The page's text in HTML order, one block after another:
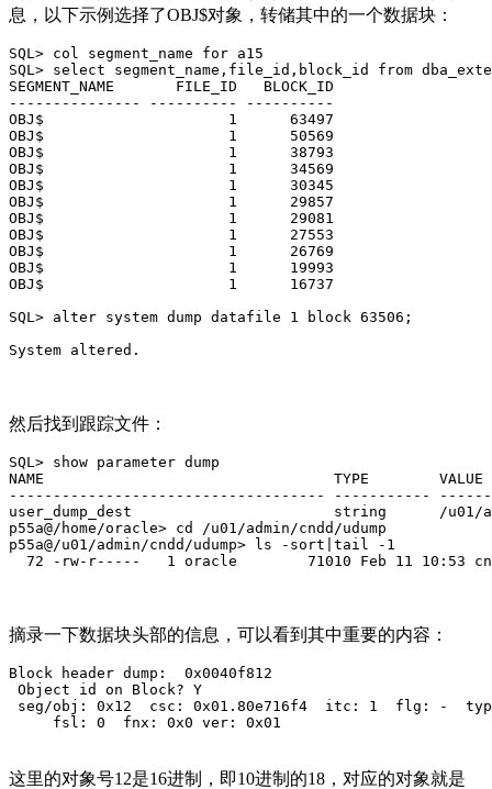
息，以下示例选择了OBJ$对象，转储其中的一个数据块：
SQL> col segment_name for a15
SQL> select segment_name,file_id,block_id from
SEGMENT_NAME       FILE_ID   BLOCK_ID
--------------- ---------- ----------
OBJ$                     1      63497
OBJ$                     1      50569
OBJ$                     1      38793
OBJ$                     1      34569
OBJ$                     1      30345
OBJ$                     1      29857
OBJ$                     1      29081
OBJ$                     1      27553
OBJ$                     1      26769
OBJ$                     1      19993
OBJ$                     1      16737
SQL> alter system dump datafile 1 block 63506;
System altered.
然后找到跟踪文件：
SQL> show parameter dump
NAME                                 TYPE        VALUE
------------------------------------ -----------
user_dump_dest                       string      /u01/
p55a@/home/oracle> cd /u01/admin/cndd/udump
p55a@/u01/admin/cndd/udump> ls -sort|tail -1
72 -rw-r-----   1 oracle        71010 Feb 11 10:53
摘录一下数据块头部的信息，可以看到其中重要的内容：
Block header dump:  0x0040f812
Object id on Block? Y
seg/obj: 0x12  csc: 0x01.80e716f4  itc: 1  flg: -  typ:
fsl: 0  fnx: 0x0 ver: 0x01
这里的对象号12是16进制，即10进制的18，对应的对象就是